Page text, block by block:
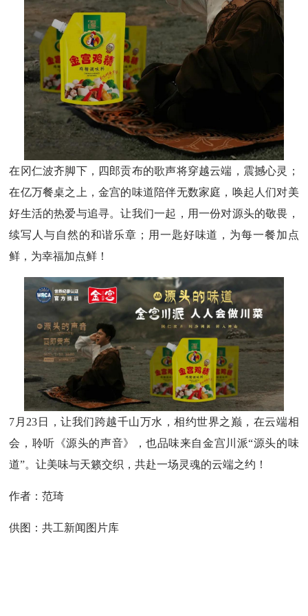
在冈仁波齐脚下，四郎贡布的歌声将穿越云端，震撼心灵；
在亿万餐桌之上，金宫的味道陪伴无数家庭，唤起人们对美
好生活的热爱与追寻。让我们一起，用一份对源头的敬畏，
续写人与自然的和谐乐章；用一匙好味道，为每一餐加点
鲜，为幸福加点鲜！
7月23日，让我们跨越千山万水，相约世界之巅，在云端相
会，聆听《源头的声音》，也品味来自金宫川派“源头的味
道”。让美味与天籁交织，共赴一场灵魂的云端之约！
作者：范琦
供图：共工新闻图片库